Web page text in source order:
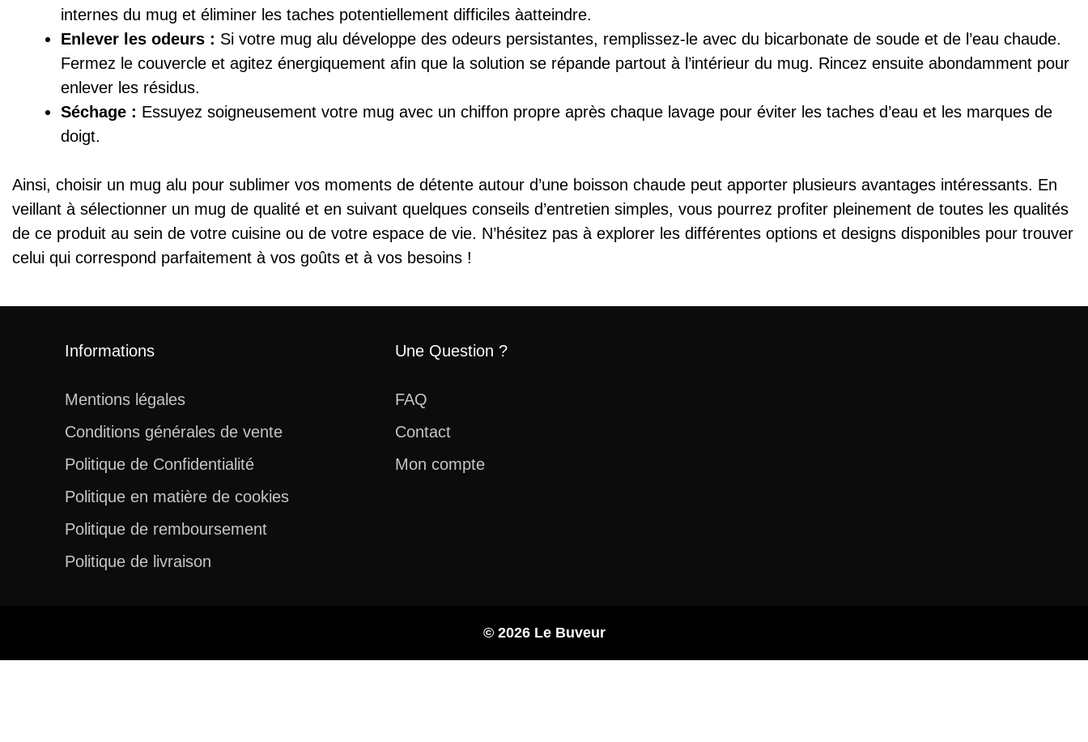
internes du mug et éliminer les taches potentiellement difficiles àatteindre.
Enlever les odeurs : Si votre mug alu développe des odeurs persistantes, remplissez-le avec du bicarbonate de soude et de l’eau chaude.
Fermez le couvercle et agitez énergiquement afin que la solution se répande partout à l’intérieur du mug. Rincez ensuite abondamment pour
enlever les résidus.
Séchage : Essuyez soigneusement votre mug avec un chiffon propre après chaque lavage pour éviter les taches d’eau et les marques de
doigt.
Ainsi, choisir un mug alu pour sublimer vos moments de détente autour d’une boisson chaude peut apporter plusieurs avantages intéressants. En
veillant à sélectionner un mug de qualité et en suivant quelques conseils d’entretien simples, vous pourrez profiter pleinement de toutes les qualités
de ce produit au sein de votre cuisine ou de votre espace de vie. N’hésitez pas à explorer les différentes options et designs disponibles pour trouver
celui qui correspond parfaitement à vos goûts et à vos besoins !
Informations
Mentions légales
Conditions générales de vente
Politique de Confidentialité
Politique en matière de cookies
Politique de remboursement
Politique de livraison
Une Question ?
FAQ
Contact
Mon compte
© 2026 Le Buveur